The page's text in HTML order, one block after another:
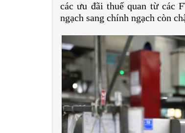
các ưu đãi thuế quan từ các
ngạch sang chính ngạch còn